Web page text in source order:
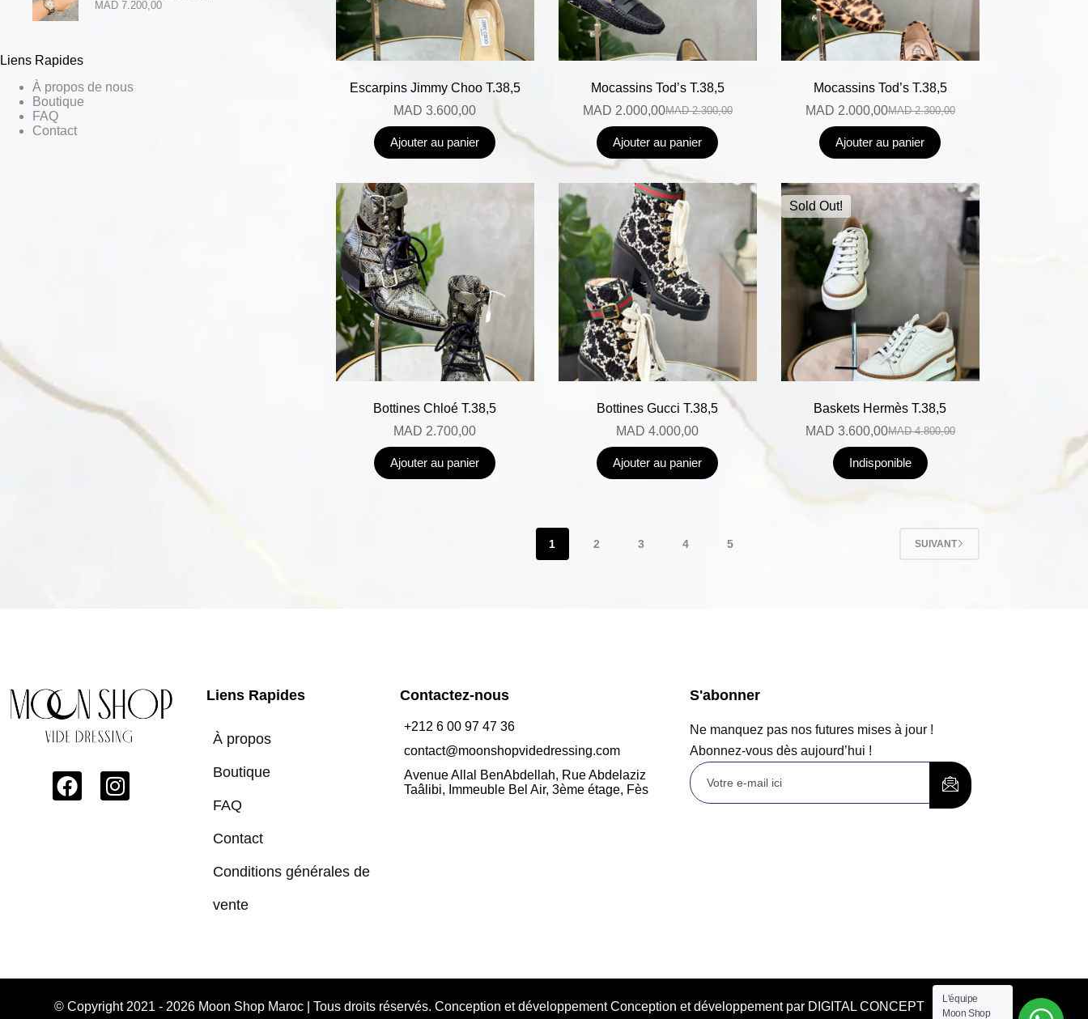
Escarpins Jimmy Choo T.38,5
MAD 3.600,00
Ajouter au panier
Mocassins Tod’s T.38,5
MAD2.300,00
MAD 2.000,00
Ajouter au panier
Mocassins Tod’s T.38,5
MAD2.300,00
MAD 2.000,00
Ajouter au panier
Bottines Chloé T.38,5
MAD 2.700,00
Ajouter au panier
Bottines Gucci T.38,5
MAD 4.000,00
Ajouter au panier
Sold Out!
Baskets Hermès T.38,5
MAD4.800,00
MAD 3.600,00
Indisponible
1 2 3 4 5 SUIVANT
MAD 7.200,00
Liens Rapides
À propos de nous
Boutique
FAQ
Contact
Liens Rapides
À propos
Boutique
FAQ
Contact
Conditions générales de
vente
Contactez-nous
+212 6 00 97 47 36
contact@moonshopvidedressing.com
Avenue Allal BenAbdellah, Rue Abdelaziz
Taâlibi, Immeuble Bel Air, 3ème étage, Fès
S'abonner
Ne manquez pas nos futures mises à jour !
Abonnez-vous dès aujourd’hui !
© Copyright 2021 - 2026 Moon Shop Maroc | Tous droits réservés. Conception et développement Conception et développement par DIGITAL CONCEPT
L'équipe
Moon Shop